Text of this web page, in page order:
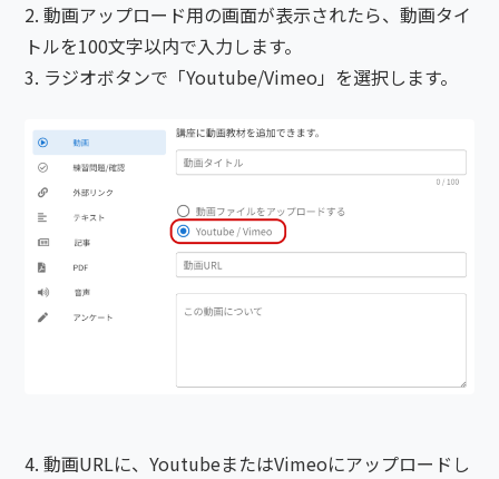
動画アップロード用の画面が表示されたら、動画タイ
トルを100文字以内で入力します。
ラジオボタンで「Youtube/Vimeo」を選択します。
動画URLに、YoutubeまたはVimeoにアップロードし